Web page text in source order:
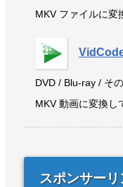
MKV ファイルに変
DVD / Blu-ray / そ
MKV 動画に変換し
スポンサーリ